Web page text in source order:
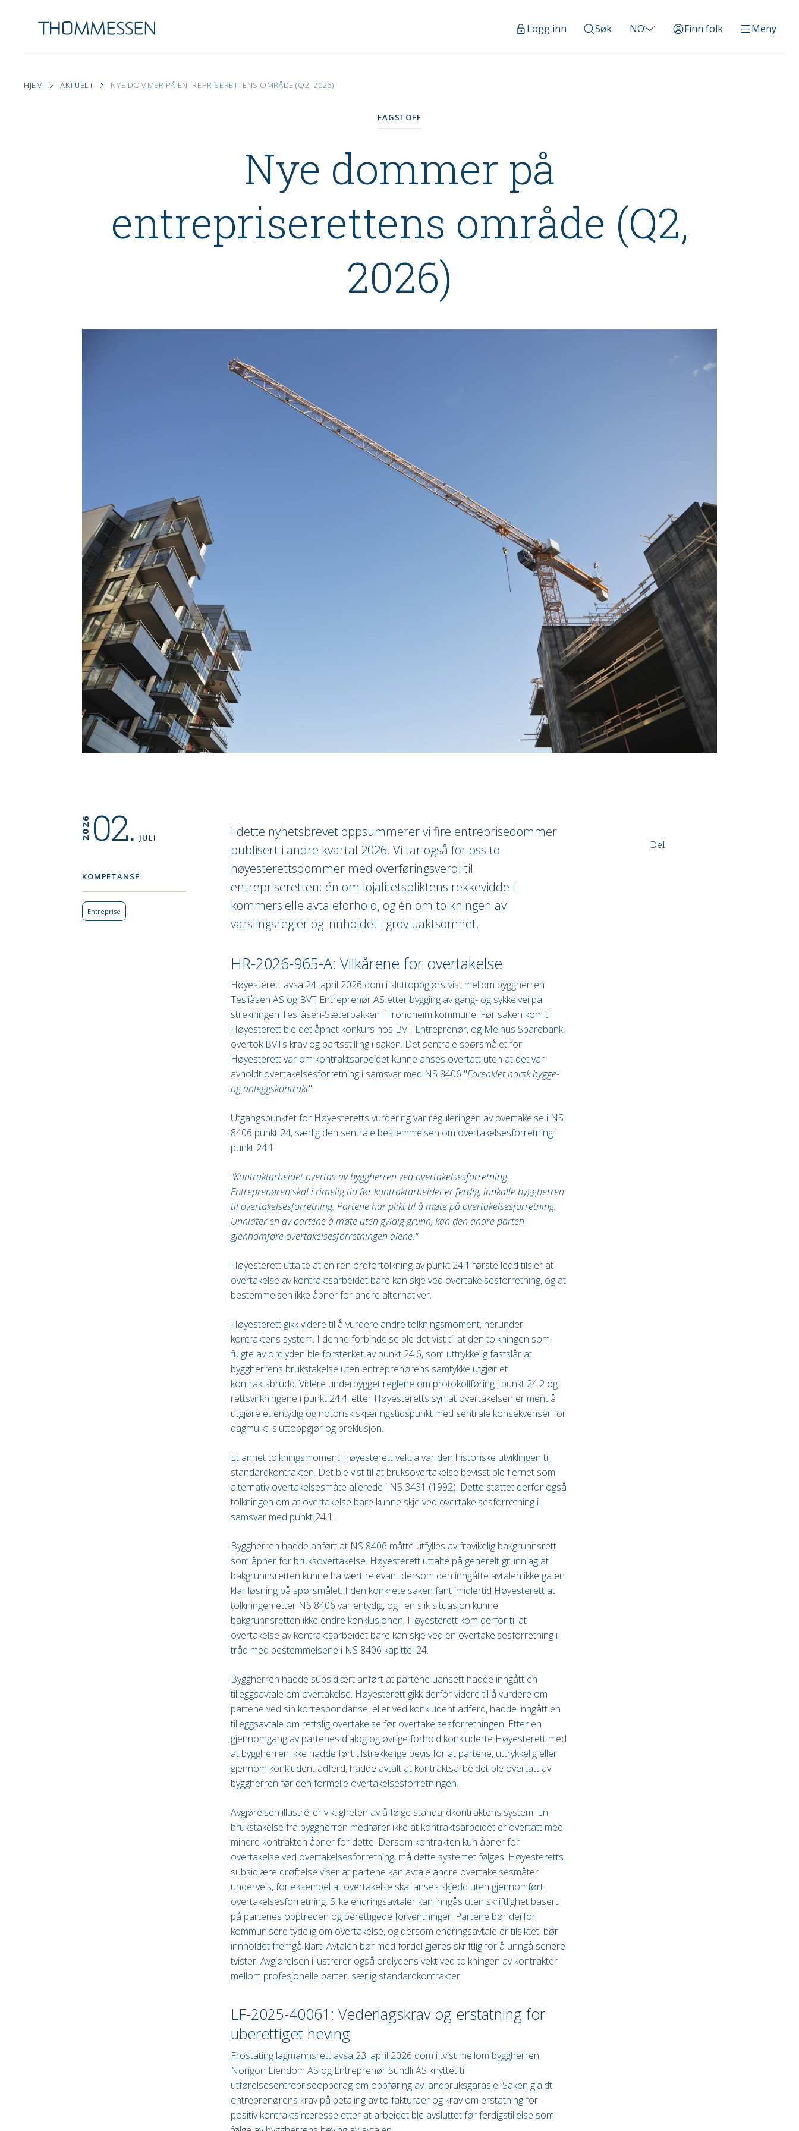
Logg inn Søk NO Finn folk Meny
HJEM AKTUELT NYE DOMMER PÅ ENTREPRISERETTENS OMRÅDE (Q2, 2026)
FAGSTOFF
Nye dommer på
entrepriserettens område (Q2,
2026)
02. JULI
2026
KOMPETANSE
Entreprise
Del
I dette nyhetsbrevet oppsummerer vi fire entreprisedommer
publisert i andre kvartal 2026. Vi tar også for oss to
høyesterettsdommer med overføringsverdi til
entrepriseretten: én om lojalitetspliktens rekkevidde i
kommersielle avtaleforhold, og én om tolkningen av
varslingsregler og innholdet i grov uaktsomhet.
HR-2026-965-A: Vilkårene for overtakelse
Høyesterett avsa 24. april 2026 dom i sluttoppgjørstvist mellom byggherren
Tesliåsen AS og BVT Entreprenør AS etter bygging av gang- og sykkelvei på
strekningen Tesliåsen-Sæterbakken i Trondheim kommune. Før saken kom til
Høyesterett ble det åpnet konkurs hos BVT Entreprenør, og Melhus Sparebank
overtok BVTs krav og partsstilling i saken. Det sentrale spørsmålet for
Høyesterett var om kontraktsarbeidet kunne anses overtatt uten at det var
avholdt overtakelsesforretning i samsvar med NS 8406 "Forenklet norsk bygge-
og anleggskontrakt".
Utgangspunktet for Høyesteretts vurdering var reguleringen av overtakelse i NS
8406 punkt 24, særlig den sentrale bestemmelsen om overtakelsesforretning i
punkt 24.1:
"Kontraktarbeidet overtas av byggherren ved overtakelsesforretning.
Entreprenøren skal i rimelig tid før kontraktarbeidet er ferdig, innkalle byggherren
til overtakelsesforretning. Partene har plikt til å møte på overtakelsesforretning.
Unnlater en av partene å møte uten gyldig grunn, kan den andre parten
gjennomføre overtakelsesforretningen alene."
Høyesterett uttalte at en ren ordfortolkning av punkt 24.1 første ledd tilsier at
overtakelse av kontraktsarbeidet bare kan skje ved overtakelsesforretning, og at
bestemmelsen ikke åpner for andre alternativer.
Høyesterett gikk videre til å vurdere andre tolkningsmoment, herunder
kontraktens system. I denne forbindelse ble det vist til at den tolkningen som
fulgte av ordlyden ble forsterket av punkt 24.6, som uttrykkelig fastslår at
byggherrens brukstakelse uten entreprenørens samtykke utgjør et
kontraktsbrudd. Videre underbygget reglene om protokollføring i punkt 24.2 og
rettsvirkningene i punkt 24.4, etter Høyesteretts syn at overtakelsen er ment å
utgjøre et entydig og notorisk skjæringstidspunkt med sentrale konsekvenser for
dagmulkt, sluttoppgjør og preklusjon.
Et annet tolkningsmoment Høyesterett vektla var den historiske utviklingen til
standardkontrakten. Det ble vist til at bruksovertakelse bevisst ble fjernet som
alternativ overtakelsesmåte allerede i NS 3431 (1992). Dette støttet derfor også
tolkningen om at overtakelse bare kunne skje ved overtakelsesforretning i
samsvar med punkt 24.1.
Byggherren hadde anført at NS 8406 måtte utfylles av fravikelig bakgrunnsrett
som åpner for bruksovertakelse. Høyesterett uttalte på generelt grunnlag at
bakgrunnsretten kunne ha vært relevant dersom den inngåtte avtalen ikke ga en
klar løsning på spørsmålet. I den konkrete saken fant imidlertid Høyesterett at
tolkningen etter NS 8406 var entydig, og i en slik situasjon kunne
bakgrunnsretten ikke endre konklusjonen. Høyesterett kom derfor til at
overtakelse av kontraktsarbeidet bare kan skje ved en overtakelsesforretning i
tråd med bestemmelsene i NS 8406 kapittel 24.
Byggherren hadde subsidiært anført at partene uansett hadde inngått en
tilleggsavtale om overtakelse. Høyesterett gikk derfor videre til å vurdere om
partene ved sin korrespondanse, eller ved konkludent adferd, hadde inngått en
tilleggsavtale om rettslig overtakelse før overtakelsesforretningen. Etter en
gjennomgang av partenes dialog og øvrige forhold konkluderte Høyesterett med
at byggherren ikke hadde ført tilstrekkelige bevis for at partene, uttrykkelig eller
gjennom konkludent adferd, hadde avtalt at kontraktsarbeidet ble overtatt av
byggherren før den formelle overtakelsesforretningen.
Avgjørelsen illustrerer viktigheten av å følge standardkontraktens system. En
brukstakelse fra byggherren medfører ikke at kontraktsarbeidet er overtatt med
mindre kontrakten åpner for dette. Dersom kontrakten kun åpner for
overtakelse ved overtakelsesforretning, må dette systemet følges. Høyesteretts
subsidiære drøftelse viser at partene kan avtale andre overtakelsesmåter
underveis, for eksempel at overtakelse skal anses skjedd uten gjennomført
overtakelsesforretning. Slike endringsavtaler kan inngås uten skriftlighet basert
på partenes opptreden og berettigede forventninger. Partene bør derfor
kommunisere tydelig om overtakelse, og dersom endringsavtale er tilsiktet, bør
innholdet fremgå klart. Avtalen bør med fordel gjøres skriftlig for å unngå senere
tvister. Avgjørelsen illustrerer også ordlydens vekt ved tolkningen av kontrakter
mellom profesjonelle parter, særlig standardkontrakter.
LF-2025-40061: Vederlagskrav og erstatning for
uberettiget heving
Frostating lagmannsrett avsa 23. april 2026 dom i tvist mellom byggherren
Norigon Eiendom AS og Entreprenør Sundli AS knyttet til
utførelsesentrepriseoppdrag om oppføring av landbruksgarasje. Saken gjaldt
entreprenørens krav på betaling av to fakturaer og krav om erstatning for
positiv kontraktsinteresse etter at arbeidet ble avsluttet før ferdigstillelse som